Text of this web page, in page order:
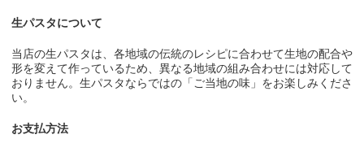
生パスタについて
当店の生パスタは、各地域の伝統のレシピに合わせて生地の配合や
形を変えて作っているため、異なる地域の組み合わせには対応して
おりません。生パスタならではの「ご当地の味」をお楽しみくださ
い。
お支払方法